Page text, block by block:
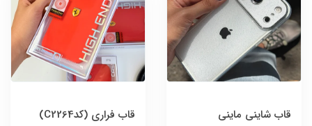
قاب شاینی ماینی
قاب فراری (کدC2264)